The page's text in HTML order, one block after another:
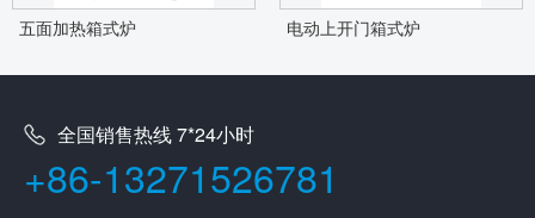
五面加热箱式炉 电动上开门箱式炉
全国销售热线 7*24小时
+86-13271526781